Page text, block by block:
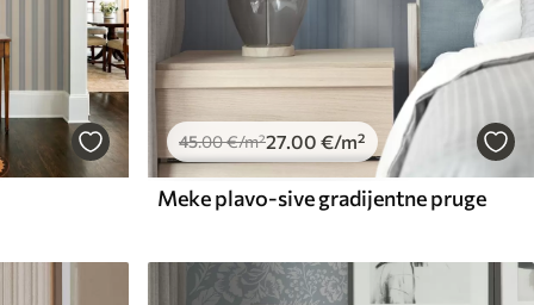
45.00€/m²27.00 €/m²
Meke plavo-sive gradijentne pruge